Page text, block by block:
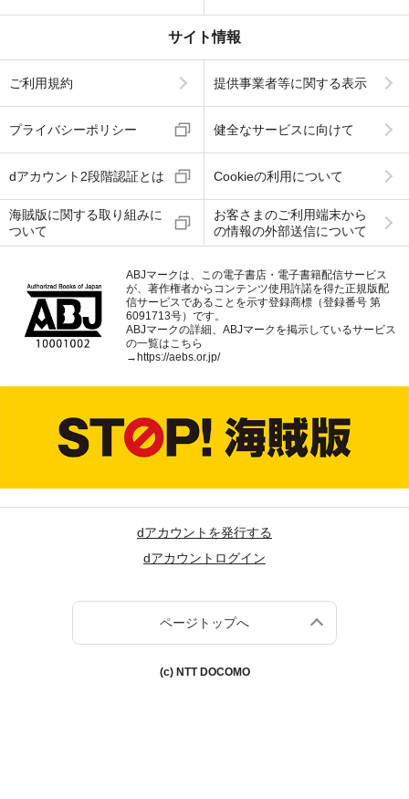
サイト情報
ご利用規約 提供事業者等に関する表示
プライバシーポリシー 健全なサービスに向けて
dアカウント2段階認証とは Cookieの利用について
海賊版に関する取り組みに
ついて
お客さまのご利用端末から
の情報の外部送信について
ABJマークは、この電子書店・電子書籍配信サービス
が、著作権者からコンテンツ使用許諾を得た正規版配
信サービスであることを示す登録商標（登録番号 第
6091713号）です。
ABJマークの詳細、ABJマークを掲示しているサービス
の一覧はこちら
→https://aebs.or.jp/
dアカウントを発行する
dアカウントログイン
ページトップへ
(c) NTT DOCOMO